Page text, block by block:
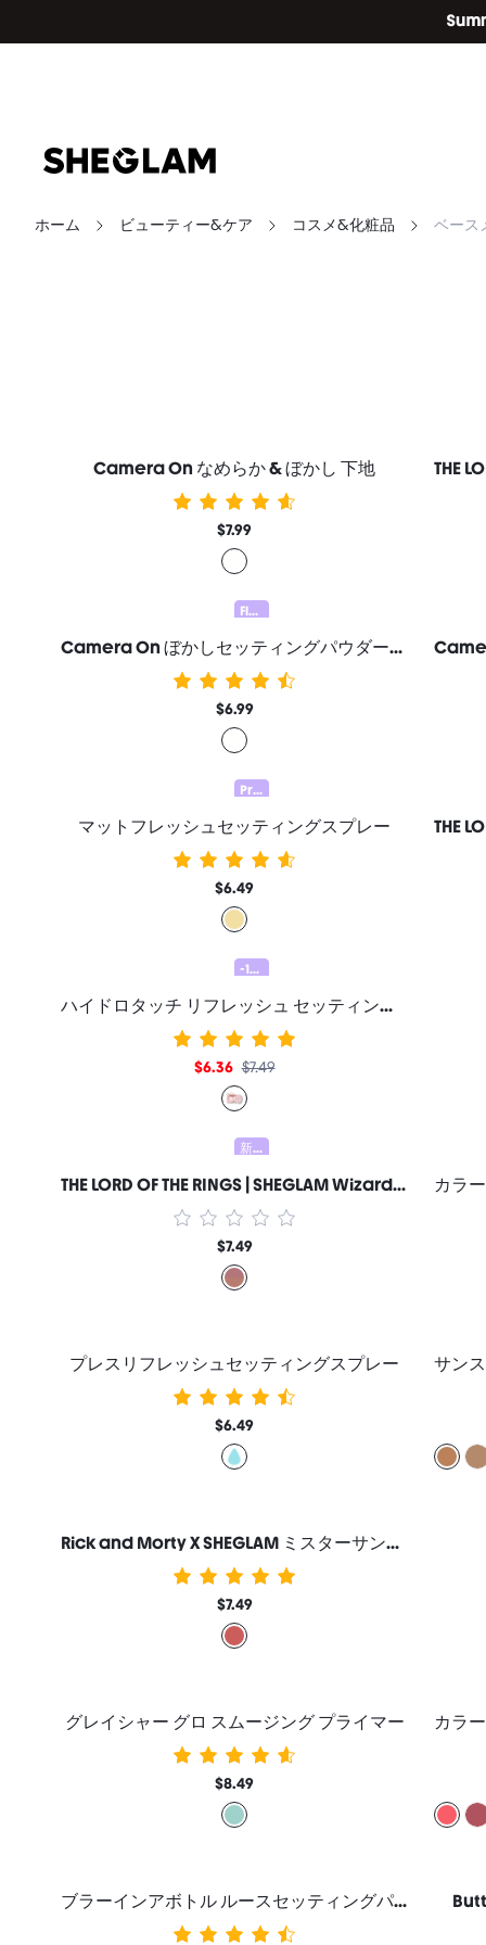
ホーム ビューティー&ケア コスメ&化粧品 ベース
Camera On なめらか & ぼかし 下地
$7.99
Flawless Duo 20% OFF
Camera On ぼかしセッティングパウダーバーム 女性と女の子のためのブランドビューティーコスメメイクアップ
$6.99
Prep & Set 20% OFF
マットフレッシュセッティングスプレー
$6.49
-15%
ハイドロタッチ リフレッシュ セッティングパウダー
$6.36 $7.49
新しい
THE LORD OF THE RINGS | SHEGLAM Wizard'S Touch | チークデュオ 女性と女の子のためのブランドビューティーコスメメイクアップ
$7.49
プレスリフレッシュセッティングスプレー
$6.49
Rick and Morty X SHEGLAM ミスターサンチェス クリームブラッシュ
$7.49
グレイシャー グロ スムージング プライマー
$8.49
ブラーインアボトル ルースセッティングパウダー トランスルーセント